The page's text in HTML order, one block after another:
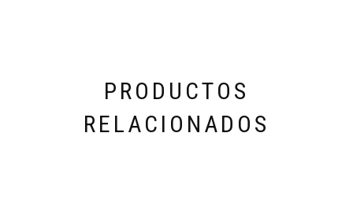
PRODUCTOS
RELACIONADOS